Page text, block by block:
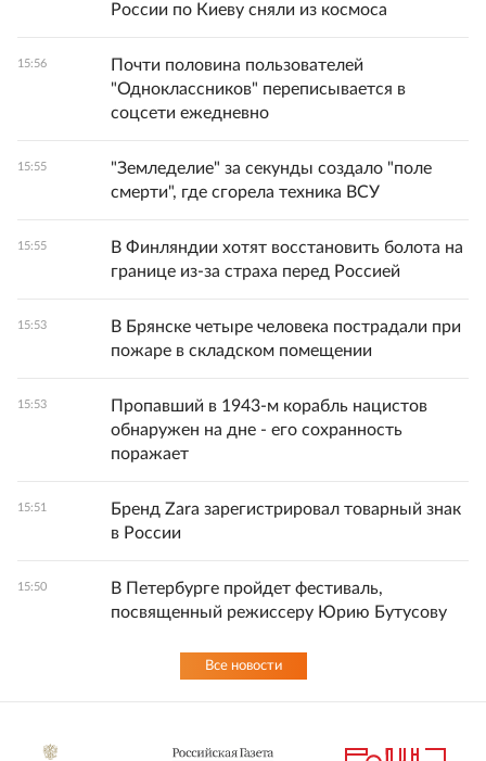
России по Киеву сняли из космоса
15:56
Почти половина пользователей
"Одноклассников" переписывается в
соцсети ежедневно
15:55
"Земледелие" за секунды создало "поле
смерти", где сгорела техника ВСУ
15:55
В Финляндии хотят восстановить болота на
границе из-за страха перед Россией
15:53
В Брянске четыре человека пострадали при
пожаре в складском помещении
15:53
Пропавший в 1943-м корабль нацистов
обнаружен на дне - его сохранность
поражает
15:51
Бренд Zara зарегистрировал товарный знак
в России
15:50
В Петербурге пройдет фестиваль,
посвященный режиссеру Юрию Бутусову
Все новости